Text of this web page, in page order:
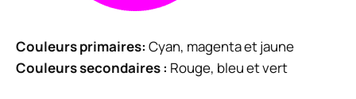
Couleurs primaires: Cyan, magenta et jaune
Couleurs secondaires : Rouge, bleu et vert